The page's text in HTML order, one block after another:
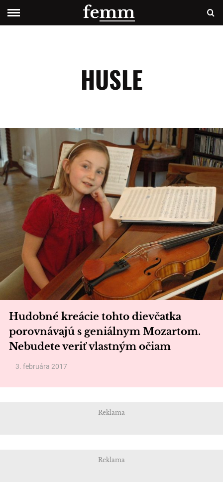
HUSLE
Hudobné kreácie tohto dievčatka
porovnávajú s geniálnym Mozartom.
Nebudete veriť vlastným očiam
3. februára 2017
Reklama
Reklama